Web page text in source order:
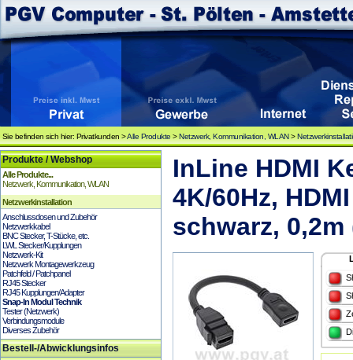
Sie befinden sich hier: Privatkunden >Alle Produkte >Netzwerk, Kommunikation, WLAN>
Produkte / Webshop
Alle Produkte...
Netzwerk, Kommunikation, WLAN
Netzwerkinstallation
Anschlussdosen und Zubehör
Netzwerkkabel
BNC Stecker, T-Stücke, etc.
LWL Stecker/Kupplungen
Netzwerk-Kit
Netzwerk Montagewerkzeug
Patchfeld / Patchpanel
RJ45 Stecker
RJ45 Kupplungen/Adapter
Snap-In Modul Technik
Tester (Netzwerk)
Verbindungsmodule
Diverses Zubehör
Bestell-/Abwicklungsinfos
InLine HDMI
4K/60Hz,
schwarz, 0,2m